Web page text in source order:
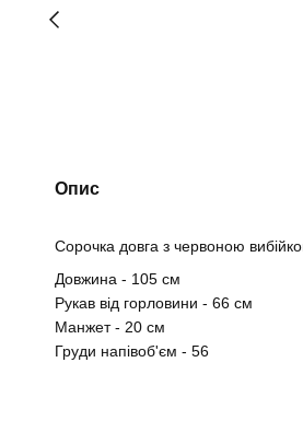
Опис
Сорочка довга з червоною
Довжина - 105 см
Рукав від горловини - 66 см
Манжет - 20 см
Груди напівоб'єм - 56